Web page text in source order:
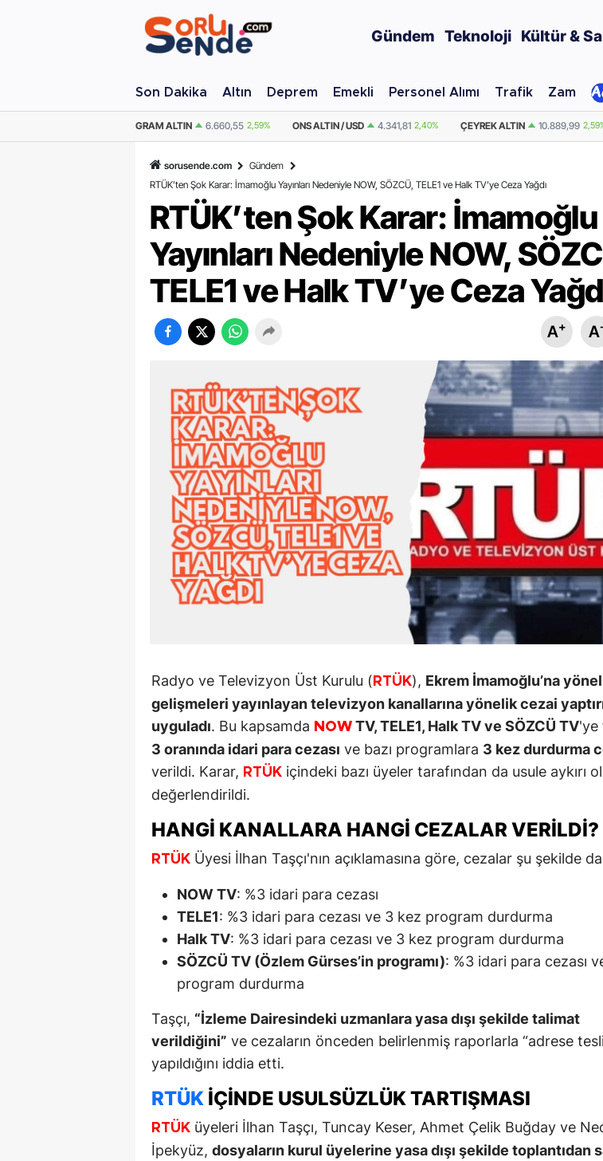
Gündem Teknoloji Kültür &
Son Dakika Altın Deprem Emekli Personel Alımı Trafik Zam
ONS ALTIN / USD 4.341,81 2,40% ÇEYREK ALTIN 10.889,99 2,59% YARIM ALTIN 21.779,98
sorusende.com
Gündem
RTÜK’ten Şok Karar: İmamoğlu Yayınları Nedeniyle NOW, SÖZCÜ, TELE1 ve Halk TV’ye Ceza Yağdı
RTÜK’ten Şok Karar: İmamoğlu
Yayınları Nedeniyle NOW,
TELE1 ve Halk TV’ye Ceza
A+ A
Radyo ve Televizyon Üst Kurulu ( RTÜK), Ekrem İmamoğlu’na
gelişmeleri yayınlayan televizyon kanallarına yönelik cezai
uyguladı. Bu kapsamda NOW TV, TELE1, Halk TV ve SÖZCÜ TV'ye
3 oranında idari para cezası ve bazı programlara 3 kez durdurma
verildi. Karar, RTÜK içindeki bazı üyeler tarafından da usule aykırı
değerlendirildi.
HANGI KANALLARA HANGI CEZALAR VERILDI?
RTÜK Üyesi İlhan Taşçı'nın açıklamasına göre, cezalar şu şekilde
NOW TV: %3 idari para cezası
TELE1: %3 idari para cezası ve 3 kez program durdurma
Halk TV: %3 idari para cezası ve 3 kez program durdurma
SÖZCÜ TV (Özlem Gürses’in programı): %3 idari para cezası
program durdurma
Taşçı, “İzleme Dairesindeki uzmanlara yasa dışı şekilde talimat
verildiğini” ve cezaların önceden belirlenmiş raporlarla “adrese
yapıldığını iddia etti.
RTÜK İÇINDE USULSÜZLÜK TARTIŞMASI
RTÜK üyeleri İlhan Taşçı, Tuncay Keser, Ahmet Çelik Buğday ve
İpekyüz, dosyaların kurul üyelerine yasa dışı şekilde toplantıdan
90 Yaşında Unutmayan
Beyinler: Süper Yaşlıların Sırrı
Hollywood’un
Yaşında